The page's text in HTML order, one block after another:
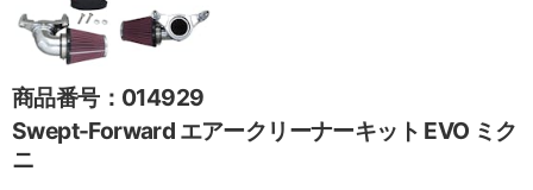
商品番号：014929
Swept-Forward エアークリーナーキット EVO ミク
ニ